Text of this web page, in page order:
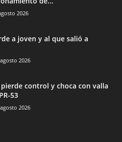
2026
a joven y al que salió a
2026
control y choca con valla
53
2026